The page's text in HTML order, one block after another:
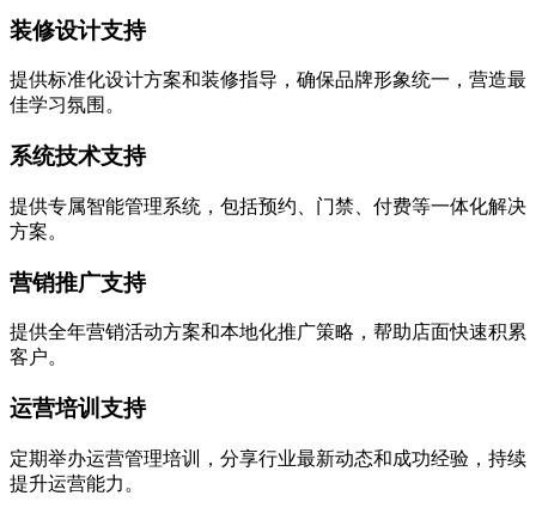
装修设计支持
提供标准化设计方案和装修指导，确保品牌形象统一，营造最
佳学习氛围。
系统技术支持
提供专属智能管理系统，包括预约、门禁、付费等一体化解决
方案。
营销推广支持
提供全年营销活动方案和本地化推广策略，帮助店面快速积累
客户。
运营培训支持
定期举办运营管理培训，分享行业最新动态和成功经验，持续
提升运营能力。